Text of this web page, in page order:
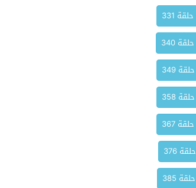
حلقة 331
حلقة 340
حلقة 349
حلقة 358
حلقة 367
حلقة 376
حلقة 385